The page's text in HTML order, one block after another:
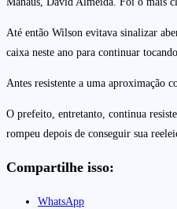
Até então Wilson evitava sinalizar
caixa neste ano para continuar
Antes resistente a uma aproximação
O prefeito, entretanto, continua
rompeu depois de conseguir sua
Compartilhe isso:
WhatsApp